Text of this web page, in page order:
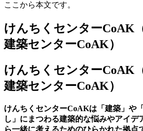
ここから本文です。
けんちくセンターCoAK
建築センターCoAK）
けんちくセンターCoAK
建築センターCoAK）
けんちくセンターCoAKは「建築」や
し」にまつわる建築的な悩みやアイデ
ら一緒に考えるためのひらかれた拠点